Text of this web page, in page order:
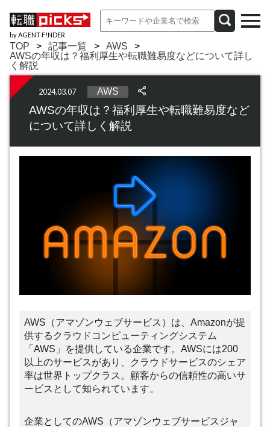
by AGENT F!NDER
TOP 記事一覧
AWS
AWSの年収は？福利厚生や転職難易度などについて詳し
く解説
2024.03.07 AWS
AWSの年収は？福利厚生や転職難易度など
について詳しく解説
AWS（アマゾンウェブサービス）は、Amazonが提
供するクラウドコンピューティングシステム
「AWS」を提供している企業です。AWSには200
以上のサービスがあり、クラウドサービスのシェア
率は世界トップクラス。顧客からの信頼性の高いサ
ービスとして知られています。
企業としてのAWS（アマゾンウェブサービスジャ